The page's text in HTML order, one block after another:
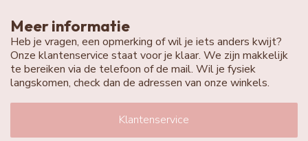
Meer informatie
Heb je vragen, een opmerking of wil je iets anders kwijt?
Onze klantenservice staat voor je klaar. We zijn makkelijk
te bereiken via de telefoon of de mail. Wil je fysiek
langskomen, check dan de adressen van onze winkels.
Klantenservice